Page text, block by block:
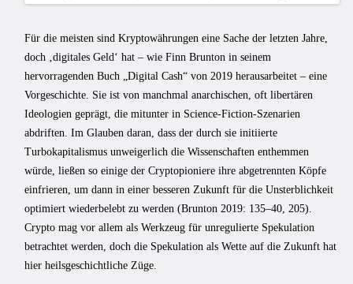
Für die meisten sind Kryptowährungen eine Sache der letzten Jahre,
doch ‚digitales Geld‘ hat – wie Finn Brunton in seinem
hervorragenden Buch „Digital Cash“ von 2019 herausarbeitet – eine
Vorgeschichte. Sie ist von manchmal anarchischen, oft libertären
Ideologien geprägt, die mitunter in Science-Fiction-Szenarien
abdriften. Im Glauben daran, dass der durch sie initiierte
Turbokapitalismus unweigerlich die Wissenschaften enthemmen
würde, ließen so einige der Cryptopioniere ihre abgetrennten Köpfe
einfrieren, um dann in einer besseren Zukunft für die Unsterblichkeit
optimiert wiederbelebt zu werden (Brunton 2019: 135–40, 205).
Crypto mag vor allem als Werkzeug für unregulierte Spekulation
betrachtet werden, doch die Spekulation als Wette auf die Zukunft hat
hier heilsgeschichtliche Züge.